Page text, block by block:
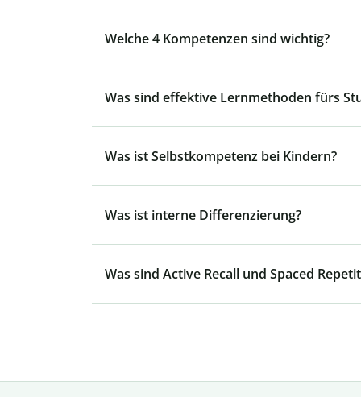
Welche 4 Kompetenzen sind wichtig?
Was sind effektive Lernmethoden fürs
Was ist Selbstkompetenz bei Kindern?
Was ist interne Differenzierung?
Was sind Active Recall und Spaced